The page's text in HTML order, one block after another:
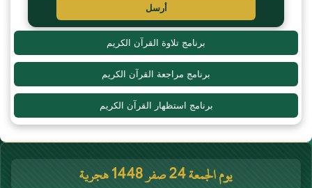
أرسل
برنامج تلاوة القرآن الكريم
برنامج مراجعة القرآن الكريم
برنامج استظهار القرآن الكريم
يوم الجمعة 24 صفر 1448 هجرية